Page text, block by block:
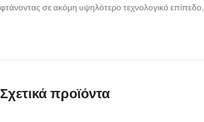
φτάνοντας σε ακόμη υψηλότερο τεχνολογικό επίπεδο.
Σχετικά προϊόντα